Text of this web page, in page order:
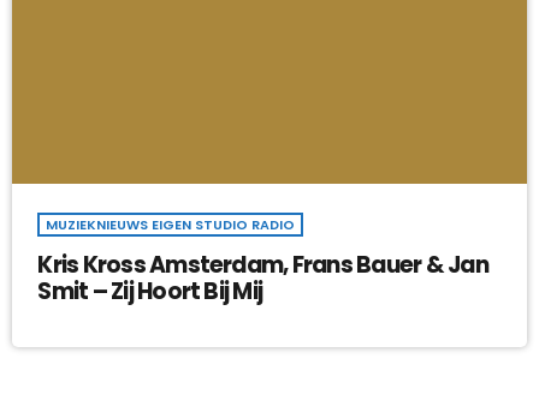
MUZIEKNIEUWS EIGEN STUDIO RADIO
Kris Kross Amsterdam, Frans Bauer & Jan
Smit – Zij Hoort Bij Mij